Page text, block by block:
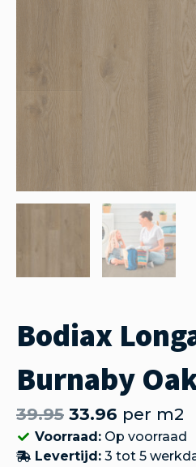
Bodiax
Burnaby
39.95 33.96 per m2
Voorraad:Op voorraad
Levertijd:3 tot 5